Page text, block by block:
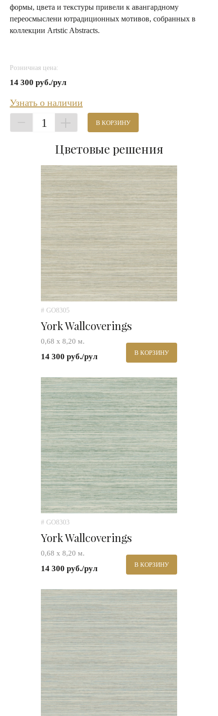
формы, цвета и текстуры привели к авангардному
переосмыслени ютрадиционных мотивов, собранных в
коллекции Artstic Abstracts.
Розничная цена:
14 300 руб./рул
Узнать о наличии
1 В КОРЗИНУ
Цветовые решения
# GO8305
York Wallcoverings
0,68 х 8,20 м.
14 300 руб./рул В КОРЗИНУ
# GO8303
York Wallcoverings
0,68 х 8,20 м.
14 300 руб./рул В КОРЗИНУ